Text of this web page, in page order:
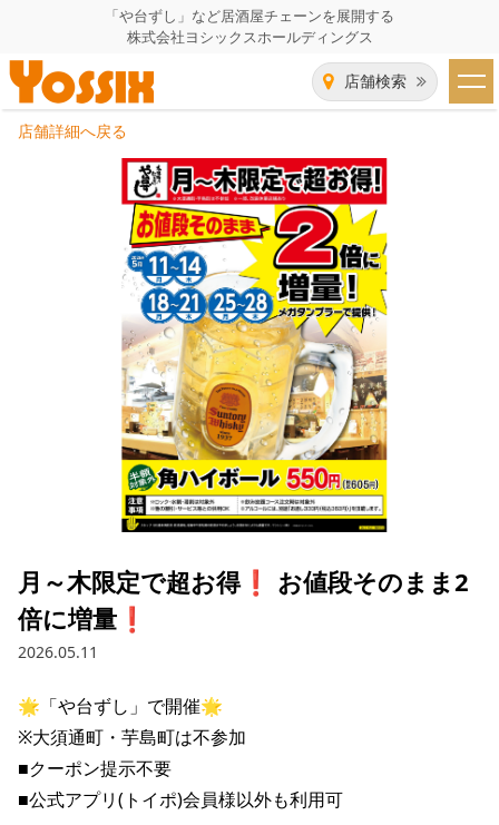
「や台ずし」など居酒屋チェーンを展開する
株式会社ヨシックスホールディングス
店舗検索
HOME
企業情報
企業情報トップ
代表者あいさつ
グループ会社
会社概要
経営陣
組織図
所在地
飲食事業紹介
飲食事業紹介トップ
や台ずし
これや
焼とりてっぱん
ひとくち餃子の頂
せんと
や台や
IR（株主・投資家）情報
IR情報トップ
会長メッセージ
コーポレートガバナンス
財務情報
業績推移
財政状況
株式情報
IRライブラリ
IRライブラリトップ
IRカレンダー
採用情報
採用情報トップ
パート・アルバイト
店舗物件・店舗施工管理業者の募集
お問い合わせ
お問い合わせトップ
ご意見・アンケート（ご来店の方）
このサイトについて
プライバシーポリシー
リンク集
店舗詳細へ戻る
月～木限定で超お得❗️ お値段そのまま2
倍に増量❗️
2026.05.11
🌟「や台ずし」で開催🌟
※大須通町・芋島町は不参加
■クーポン提示不要
■公式アプリ(トイポ)会員様以外も利用可